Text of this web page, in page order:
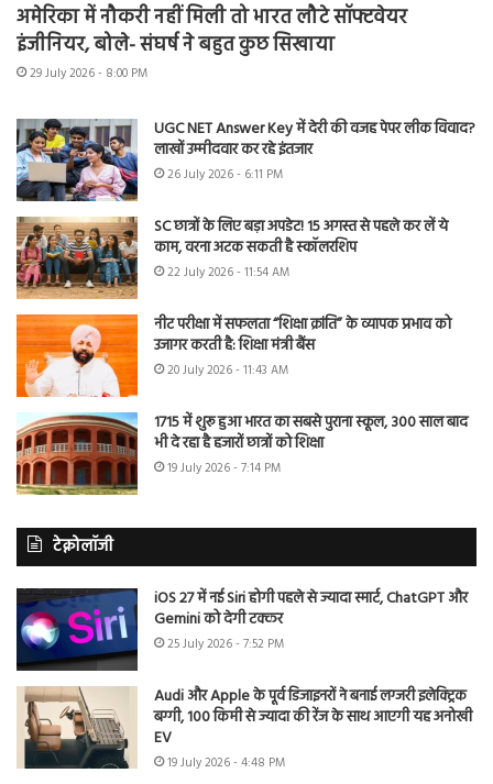
अमेरिका में नौकरी नहीं मिली तो भारत लौटे सॉफ्टवेयर
इंजीनियर, बोले- संघर्ष ने बहुत कुछ सिखाया
29 July 2026 - 8:00 PM
UGC NET Answer Key में देरी की वजह पेपर लीक विवाद?
लाखों उम्मीदवार कर रहे इंतजार
26 July 2026 - 6:11 PM
SC छात्रों के लिए बड़ा अपडेट! 15 अगस्त से पहले कर लें ये
काम, वरना अटक सकती है स्कॉलरशिप
22 July 2026 - 11:54 AM
नीट परीक्षा में सफलता “शिक्षा क्रांति” के व्यापक प्रभाव को
उजागर करती है: शिक्षा मंत्री बैंस
20 July 2026 - 11:43 AM
1715 में शुरू हुआ भारत का सबसे पुराना स्कूल, 300 साल बाद
भी दे रहा है हजारों छात्रों को शिक्षा
19 July 2026 - 7:14 PM
टेक्नोलॉजी
iOS 27 में नई Siri होगी पहले से ज्यादा स्मार्ट, ChatGPT और
Gemini को देगी टक्कर
25 July 2026 - 7:52 PM
Audi और Apple के पूर्व डिजाइनरों ने बनाई लग्जरी इलेक्ट्रिक
बग्गी, 100 किमी से ज्यादा की रेंज के साथ आएगी यह अनोखी
EV
19 July 2026 - 4:48 PM